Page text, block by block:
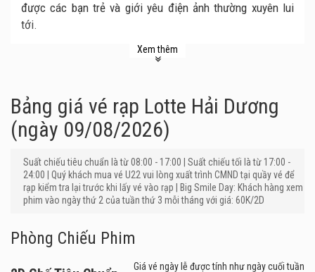
được các bạn trẻ và giới yêu điện ảnh thường xuyên lui
tới.
Rạp có địa chỉ tại tầng 4, Đỗ Gia Palace, 158 Ngô Quyền,
Thanh Bình, thành phố Hải Dương – nằm trên trục đường
phòng chiếu phim, trong đó có 1 phòng chiếu phim 3D và 3
phòng chiếu phim 2D. Tổng số ghế trong rạp lên tới 796
ghế, con số này hoàn toàn đáp ứng nhu cầu xem phim của
hoặc vào dịp những bộ phim bom tấn được công chiếu.
Cụm rạp Lotte Cinema Hải Dương nằm trong hệ thống rạp
chiếu phim của Lotte Cinema Hàn Quốc. Vì vậy rạp được
đầu tư với hệ thống trang thiết bị theo tiêu chuẩn quốc tế,
nhằm mang lại cho khán giả trải nghiệm đẳng cấp như xem
phim tại Hollywood. Hệ thống âm thanh tiêu chuẩn, không
Xem thêm
Bảng giá vé rạp Lotte Hải Dương
(ngày 09/08/2026)
Suất chiếu tiêu chuẩn là từ 08:00 - 17:00 | Suất chiếu tối là từ 17:00 -
24:00 | Quý khách mua vé U22 vui lòng xuất trình CMND tại quầy vé để
rạp kiểm tra lại trước khi lấy vé vào rạp | Big Smile Day: Khách hàng xem
phim vào ngày thứ 2 của tuần thứ 3 mỗi tháng với giá: 60K/2D
Phòng Chiếu Phim
Giá vé ngày lễ được tính như ngày cuối tuần